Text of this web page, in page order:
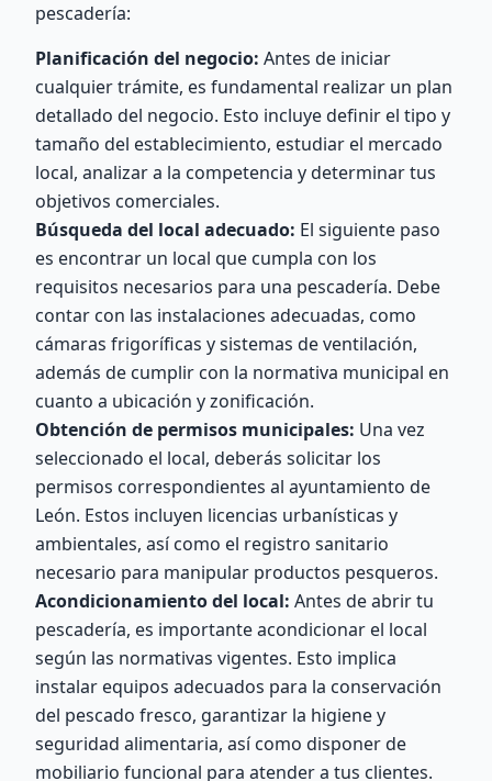
pescadería:
Planificación del negocio: Antes de iniciar
cualquier trámite, es fundamental realizar un plan
detallado del negocio. Esto incluye definir el tipo y
tamaño del establecimiento, estudiar el mercado
local, analizar a la competencia y determinar tus
objetivos comerciales.
Búsqueda del local adecuado: El siguiente paso
es encontrar un local que cumpla con los
requisitos necesarios para una pescadería. Debe
contar con las instalaciones adecuadas, como
cámaras frigoríficas y sistemas de ventilación,
además de cumplir con la normativa municipal en
cuanto a ubicación y zonificación.
Obtención de permisos municipales: Una vez
seleccionado el local, deberás solicitar los
permisos correspondientes al ayuntamiento de
León. Estos incluyen licencias urbanísticas y
ambientales, así como el registro sanitario
necesario para manipular productos pesqueros.
Acondicionamiento del local: Antes de abrir tu
pescadería, es importante acondicionar el local
según las normativas vigentes. Esto implica
instalar equipos adecuados para la conservación
del pescado fresco, garantizar la higiene y
seguridad alimentaria, así como disponer de
mobiliario funcional para atender a tus clientes.